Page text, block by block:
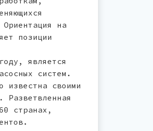
на
позиции
является
систем.
известна своими
Разветвленная
странах,